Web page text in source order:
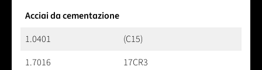
Acciai da cementazione
1.0401
(C15)
1.7016
17CR3